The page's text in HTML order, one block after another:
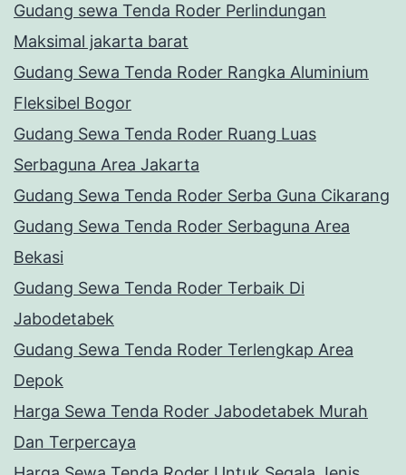
Gudang sewa Tenda Roder Perlindungan
Maksimal jakarta barat
Gudang Sewa Tenda Roder Rangka Aluminium
Fleksibel Bogor
Gudang Sewa Tenda Roder Ruang Luas
Serbaguna Area Jakarta
Gudang Sewa Tenda Roder Serba Guna Cikarang
Gudang Sewa Tenda Roder Serbaguna Area
Bekasi
Gudang Sewa Tenda Roder Terbaik Di
Jabodetabek
Gudang Sewa Tenda Roder Terlengkap Area
Depok
Harga Sewa Tenda Roder Jabodetabek Murah
Dan Terpercaya